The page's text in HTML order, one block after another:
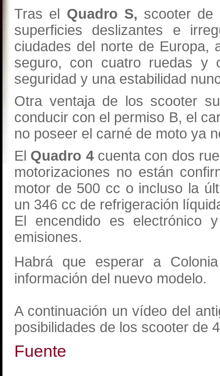
Tras el Quadro S, scooter de
superficies deslizantes e
ciudades del norte de Europa,
seguro, con cuatro ruedas y
seguridad y una estabilidad
Otra ventaja de los scooter
conducir con el permiso B, el
no poseer el carné de moto ya
El Quadro 4cuenta con dos
motorizaciones no están
motor de 500 cc o incluso la
un 346 cc de refrigeración
El encendido es electrónico
emisiones.
Habrá que esperar a
información del nuevo modelo.
A continuación un vídeo del
posibilidades de los scooter de
Fuente